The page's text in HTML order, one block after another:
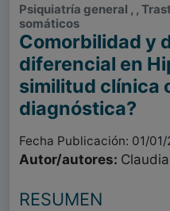
Psiquiatría general , ,
somáticos
Comorbilidad y
diferencial en
similitud clínica
diagnóstica?
Fecha Publicación: 01/
Autor/autores:
RESUMEN